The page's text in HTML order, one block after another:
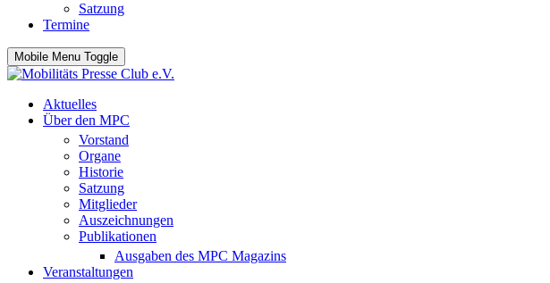
Satzung
Termine
Mobile Menu Toggle
Aktuelles
Über den MPC
Vorstand
Organe
Historie
Satzung
Mitglieder
Auszeichnungen
Publikationen
Ausgaben des MPC Magazins
Veranstaltungen